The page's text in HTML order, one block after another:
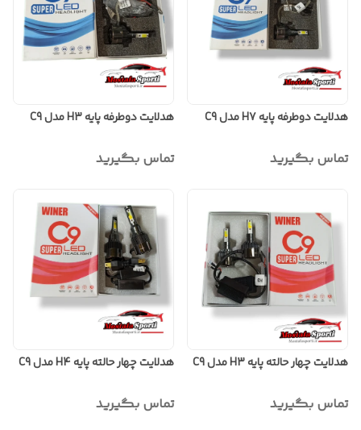
هدلایت دوطرفه پایه H7 مدل C9
تماس بگیرید
هدلایت دوطرفه پایه H3 مدل C9
تماس بگیرید
هدلایت چهار حالته پایه H3 مدل C9
تماس بگیرید
هدلایت چهار حالته پایه H4 مدل C9
تماس بگیرید